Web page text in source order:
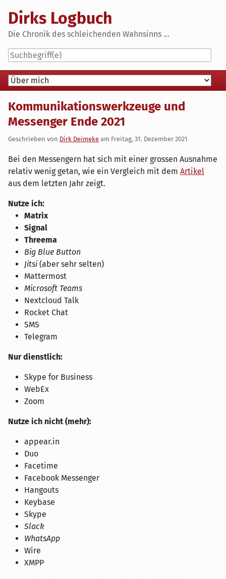
content
Dirks Logbuch
Die Chronik des schleichenden Wahnsinns ...
Navigation
Kommunikationswerkzeuge und
Messenger Ende 2021
Geschrieben von Dirk Deimeke am Freitag, 31. Dezember 2021
Bei den Messengern hat sich mit einer grossen Ausnahme
relativ wenig getan, wie ein Vergleich mit dem Artikel
aus dem letzten Jahr zeigt.
Nutze ich:
Matrix
Signal
Threema
Big Blue Button
Jitsi(aber sehr selten)
Mattermost
Microsoft Teams
Nextcloud Talk
Rocket Chat
SMS
Telegram
Nur dienstlich:
Skype for Business
WebEx
Zoom
Nutze ich nicht (mehr):
appear.in
Duo
Facetime
Facebook Messenger
Hangouts
Keybase
Skype
Slack
WhatsApp
Wire
XMPP